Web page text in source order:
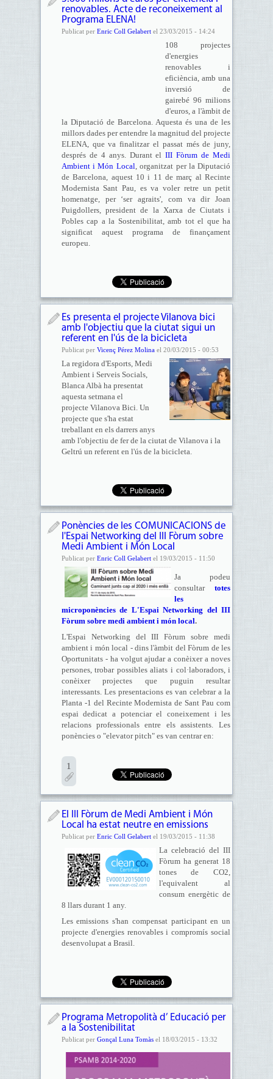
renovables. Acte de reconeixement al
Programa ELENA!
Publicat per Enric Coll Gelabertel 23/03/2015 - 14:24
108 projectes
d'energies
renovables i
eficiència, amb una
inversió de
gairebé 96 milions
d'euros, a l'àmbit de
la Diputació de Barcelona. Aquesta és una de les
millors dades per entendre la magnitud del projecte
ELENA, que va finalitzar el passat més de juny,
després de 4 anys. Durant elIII Fòrum de Medi
Ambient i Món Local, organitzat per la Diputació
de Barcelona, aquest 10 i 11 de març al Recinte
Modernista Sant Pau, es va voler retre un petit
homenatge, per ‘ser agraits', com va dir Joan
Puigdollers, president de la Xarxa de Ciutats i
Pobles cap a la Sostenibilitat, amb tot el que ha
significat aquest programa de finançament
europeu.
Es presenta el projecte Vilanova bici
amb l'objectiu que la ciutat sigui un
referent en l'ús de la bicicleta
Publicat per Vicenç Pérez Molinael 20/03/2015 - 00:53
La regidora d'Esports, Medi
Ambient i Serveis Socials,
Blanca Albà ha presentat
aquesta setmana el
projecte Vilanova Bici. Un
projecte que s'ha estat
treballant en els darrers anys
amb l'objectiu de fer de la ciutat de Vilanova i la
Geltrú un referent en l'ús de la bicicleta.
Ponències de les COMUNICACIONS de
l'Espai Networking del III Fòrum sobre
Medi Ambient i Món Local
Publicat per Enric Coll Gelabertel 19/03/2015 - 11:50
Ja podeu
consultartotes
les
microponències de L'Espai Networking del III
Fòrum sobre medi ambient i món local.
L'Espai Networking del III Fòrum sobre medi
ambient i món local - dins l'àmbit del Fòrum de les
Oportunitats - ha volgut ajudar a conèixer a noves
persones, trobar possibles aliats i col·laboradors, i
conèixer projectes que puguin resultar
interessants. Les presentacions es van celebrar a la
Planta -1 del Recinte Modernista de Sant Pau com
espai dedicat a potenciar el coneixement i les
relacions professionals entre els assistents. Les
ponències o "elevator pitch" es van centrar en:
1
El III Fòrum de Medi Ambient i Món
Local ha estat neutre en emissions
Publicat per Enric Coll Gelabertel 19/03/2015 - 11:38
La celebració del III
Fòrum ha generat 18
tones de CO2,
l'equivalent al
consum energètic de
8 llars durant 1 any.
Les emissions s'han compensat participant en un
projecte d'energies renovables i compromís social
desenvolupat a Brasil.
Programa Metropolità d’ Educació per
a la Sostenibilitat
Publicat per Gonçal Luna Tomàsel 18/03/2015 - 13:32